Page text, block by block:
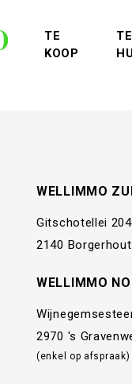
TE
KOOP (TE
TE
WELLIMMO
Gitschotellei 204
2140 Borgerhout
WELLIMMO
2970 's
(enkel op afspraak)